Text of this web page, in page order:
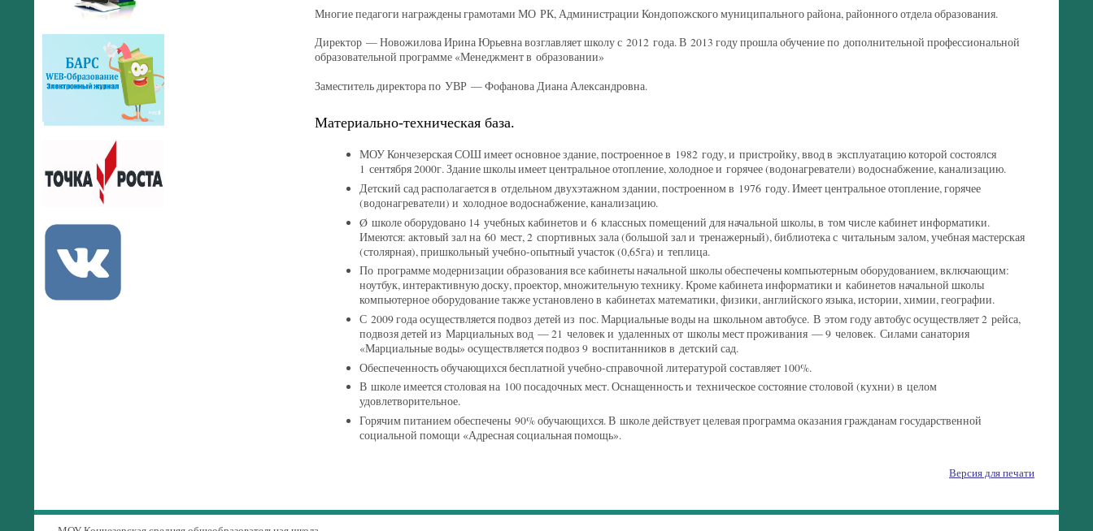
Многие педагоги награждены грамотами МО РК, Администрации Кондопожского муниципального района, районного отдела образования.
Директор — Новожилова Ирина Юрьевна возглавляет школу с 2012 года. В 2013 году прошла обучение по дополнительной профессиональной
образовательной программе «Менеджмент в образовании»
Заместитель директора по УВР — Фофанова Диана Александровна.
Материально-техническая база.
МОУ Кончезерская СОШ имеет основное здание, построенное в 1982 году, и пристройку, ввод в эксплуатацию которой состоялся
1 сентября 2000г. Здание школы имеет центральное отопление, холодное и горячее (водонагреватели) водоснабжение, канализацию.
Детский сад располагается в отдельном двухэтажном здании, построенном в 1976 году. Имеет центральное отопление, горячее
(водонагреватели) и холодное водоснабжение, канализацию.
Ø школе оборудовано 14 учебных кабинетов и 6 классных помещений для начальной школы, в том числе кабинет информатики.
Имеются: актовый зал на 60 мест, 2 спортивных зала (большой зал и тренажерный), библиотека с читальным залом, учебная мастерская
(столярная), пришкольный учебно-опытный участок (0,65га) и теплица.
По программе модернизации образования все кабинеты начальной школы обеспечены компьютерным оборудованием, включающим:
ноутбук, интерактивную доску, проектор, множительную технику. Кроме кабинета информатики и кабинетов начальной школы
компьютерное оборудование также установлено в кабинетах математики, физики, английского языка, истории, химии, географии.
С 2009 года осуществляется подвоз детей из пос. Марциальные воды на школьном автобусе. В этом году автобус осуществляет 2 рейса,
подвозя детей из Марциальных вод — 21 человек и удаленных от школы мест проживания — 9 человек. Силами санатория
«Марциальные воды» осуществляется подвоз 9 воспитанников в детский сад.
Обеспеченность обучающихся бесплатной учебно-справочной литературой составляет 100%.
В школе имеется столовая на 100 посадочных мест. Оснащенность и техническое состояние столовой (кухни) в целом
удовлетворительное.
Горячим питанием обеспечены 90% обучающихся. В школе действует целевая программа оказания гражданам государственной
социальной помощи «Адресная социальная помощь».
Версия для печати